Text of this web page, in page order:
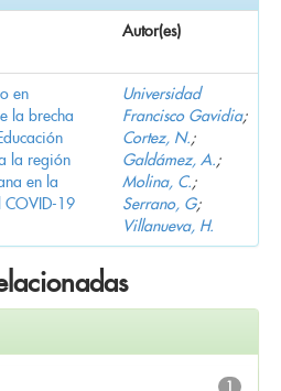
Autor(es)
en
la brecha
la región
en la
COVID-19
Universidad
Francisco Gavidia;
Cortez, N.;
Galdámez, A.;
Molina, C.;
Serrano, G;
Villanueva, H.
1